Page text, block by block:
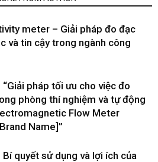
meter – Giải pháp đo đạc
và tin cậy trong ngành công
“Giải pháp tối ưu cho việc đo
phòng thí nghiệm và tự động
Flow Meter
Name]”
Bí quyết sử dụng và lợi ích của